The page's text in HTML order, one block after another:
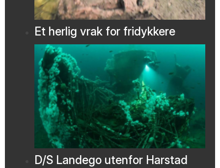
Et herlig vrak for fridykkere
D/S Landego utenfor Harstad